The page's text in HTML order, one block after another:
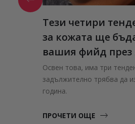
Тези четири
за кожата ще
вашия фийд през
Освен това, има три
задължително трябва да
година.
ПРОЧЕТИ ОЩЕ